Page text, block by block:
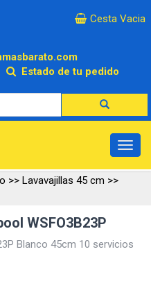
×
Cesta Vacia
Estado de tu pedido
>> Lavavajillas 45 cm >>
WSFO3B23P
Blanco 45cm 10 servicios